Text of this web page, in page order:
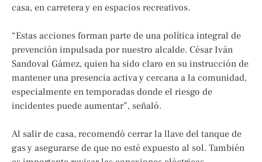
casa, en carretera y en espacios recreativos.
“Estas acciones forman parte de una política integral de
prevención impulsada por nuestro alcalde. César Iván
Sandoval Gámez, quien ha sido claro en su instrucción de
mantener una presencia activa y cercana a la comunidad,
especialmente en temporadas donde el riesgo de
incidentes puede aumentar”, señaló.
Al salir de casa, recomendó cerrar la llave del tanque de
gas y asegurarse de que no esté expuesto al sol. También